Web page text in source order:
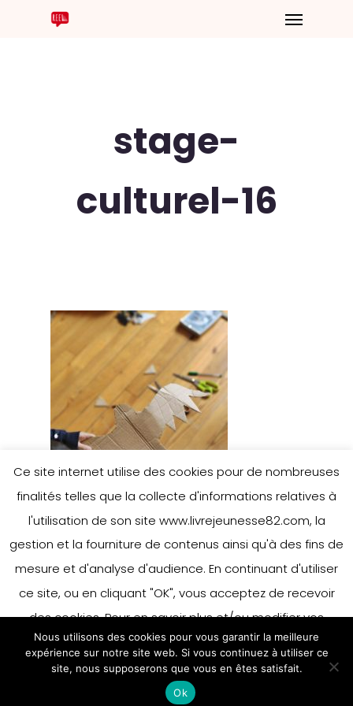
stage-
culturel-16
Ce site internet utilise des cookies pour de nombreuses
finalités telles que la collecte d'informations relatives à
l'utilisation de son site www.livrejeunesse82.com, la
gestion et la fourniture de contenus ainsi qu'à des fins de
mesure et d'analyse d'audience. En continuant d'utiliser
ce site, ou en cliquant "OK", vous acceptez de recevoir
des cookies. Pour en savoir plus et/ou modifier vos
préférences en matière de cookies, merci de vous référer
à notre politique sur les cookies.
Accepter
En savoir plus
Nous utilisons des cookies pour vous garantir la meilleure
expérience sur notre site web. Si vous continuez à utiliser ce
site, nous supposerons que vous en êtes satisfait.
Ok